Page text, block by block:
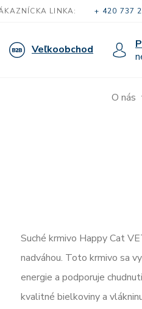
LINKA: + 420 737
Veľkoobchod
O nás
Suché krmivo Happy Cat
nadváhou. Toto krmivo sa
energie a podporuje
kvalitné bielkoviny a